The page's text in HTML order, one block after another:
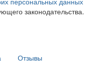
законодательства.
Отзывы